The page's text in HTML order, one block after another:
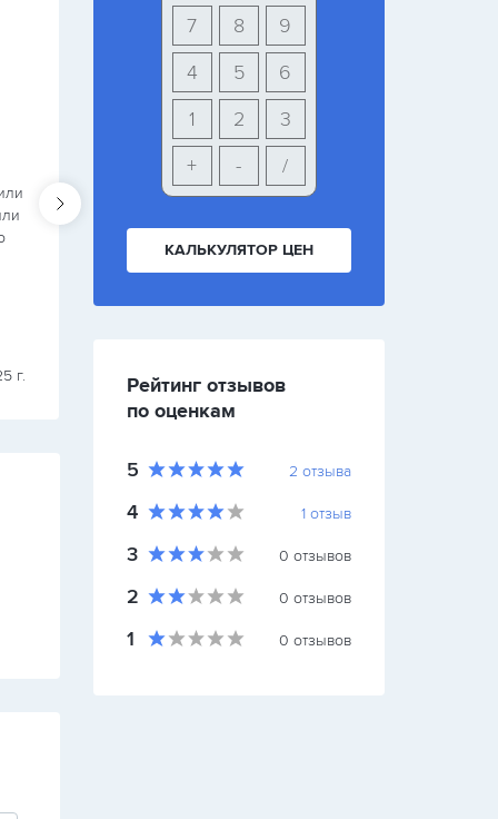
г.
г. Кемерово (Кемеровская обл)
Спасибо большое
Очень странно, что у таких классных ребят до сих
совету друга. Заказал здесь пластиковые окна.
Поставили нам их сразу, дали рассрочку на 2
не…
Баст
9
8
7
6
5
4
3
2
1
+
- /
КАЛЬКУЛЯТОР ЦЕН
Рейтинг отзывов
по оценкам
5 2 отзыва
4 1 отзыв
3 0 отзывов
2 0 отзывов
1 0 отзывов